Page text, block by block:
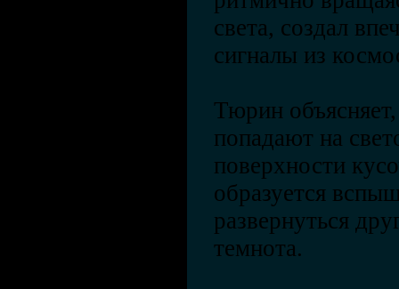
света, создал
сигналы из
Тюрин
попадают на
поверхности
образуется
развернуться
темнота.